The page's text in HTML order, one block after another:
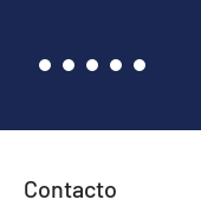
Contacto